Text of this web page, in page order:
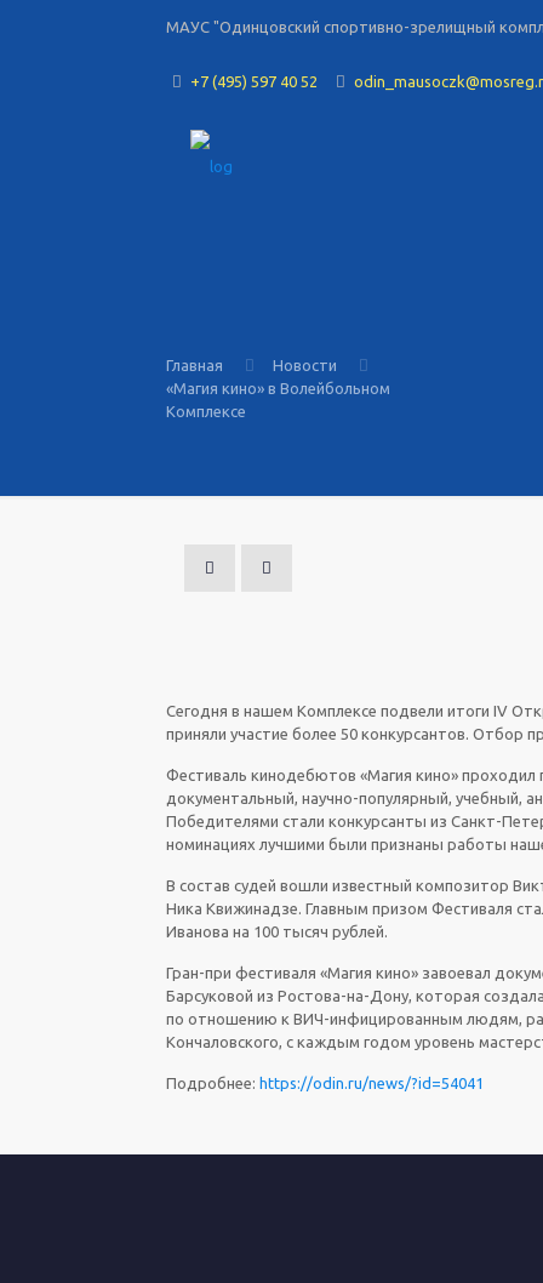
МАУС "Одинцовский спортивно-зрелищный
+7 (495) 597 40 52
Главная
Новости
«Магия кино» в Волейбольном
Комплексе
Сегодня в нашем Комплексе подвели итоги IV
приняли участие более 50 конкурсантов. Отбор
Фестиваль кинодебютов «Магия кино» проходил
документальный, научно-популярный, учебный,
Победителями стали конкурсанты из Санкт-
номинациях лучшими были признаны работы
В состав судей вошли известный композитор
Ника Квижинадзе. Главным призом Фестиваля
Иванова на 100 тысяч рублей.
Гран-при фестиваля «Магия кино» завоевал
Барсуковой из Ростова-на-Дону, которая
по отношению к ВИЧ-инфицированным людям,
Кончаловского, с каждым годом уровень
Подробнее: https://odin.ru/news/?id=54041